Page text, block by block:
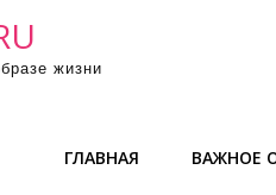
жизни
ГЛАВНАЯ ВАЖНОЕ